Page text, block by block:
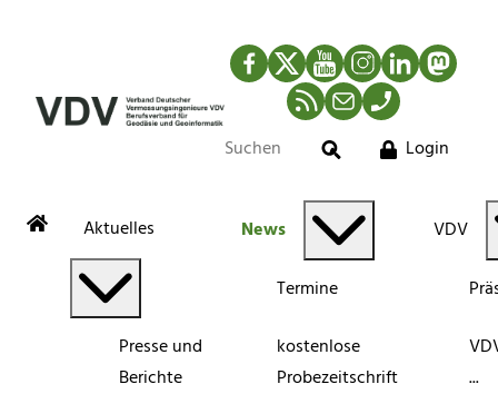
Facebook
TwitterYouTubeInstagram
LinkedIn
RSS-Newsfeed
MailTelefon
Suche
Login
Aktuelles
Presse und
Berichte
News
Termine
kostenlose
Probezeitschrift
VDV
...